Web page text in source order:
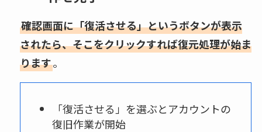
確認画面に「復活させる」というボタンが表示
されたら、そこをクリックすれば復元処理が始ま
ります。
「復活させる」を選ぶとアカウントの
復旧作業が開始